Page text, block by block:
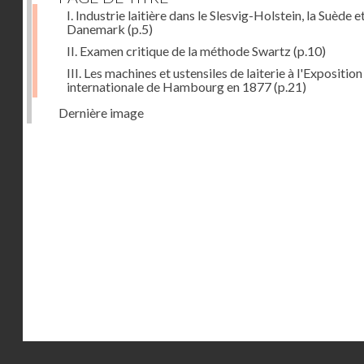
I. Industrie laitière dans le Slesvig-Holstein, la Suède
Danemark (p.5)
II. Examen critique de la méthode Swartz(p.10)
III. Les machines et ustensiles de laiterie à l'Exposition
internationale de Hambourg en 1877(p.21)
Dernière image